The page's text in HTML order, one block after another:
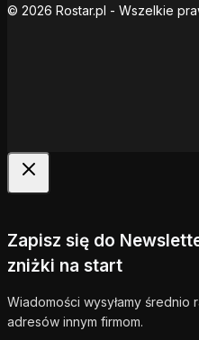
© 2026 Rostar.pl - Wszelkie
Zapisz się do
zniżki na start
Wiadomości wysyłamy średnio
adresów innym firmom.